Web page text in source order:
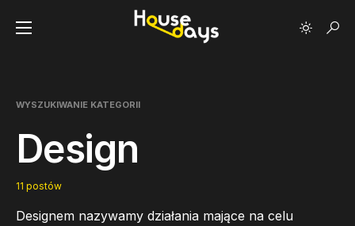
WYSZUKIWANIE KATEGORII
Design
11 postów
Designem nazywamy działania mające na celu